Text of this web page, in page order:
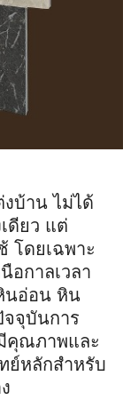
บ้าน ไม่ได้
ดียว แต่
โดยเฉพาะ
อกาลเวลา
นอ่อน หิน
จุบันการ
คุณภาพและ
ย์หลักสำหรับ